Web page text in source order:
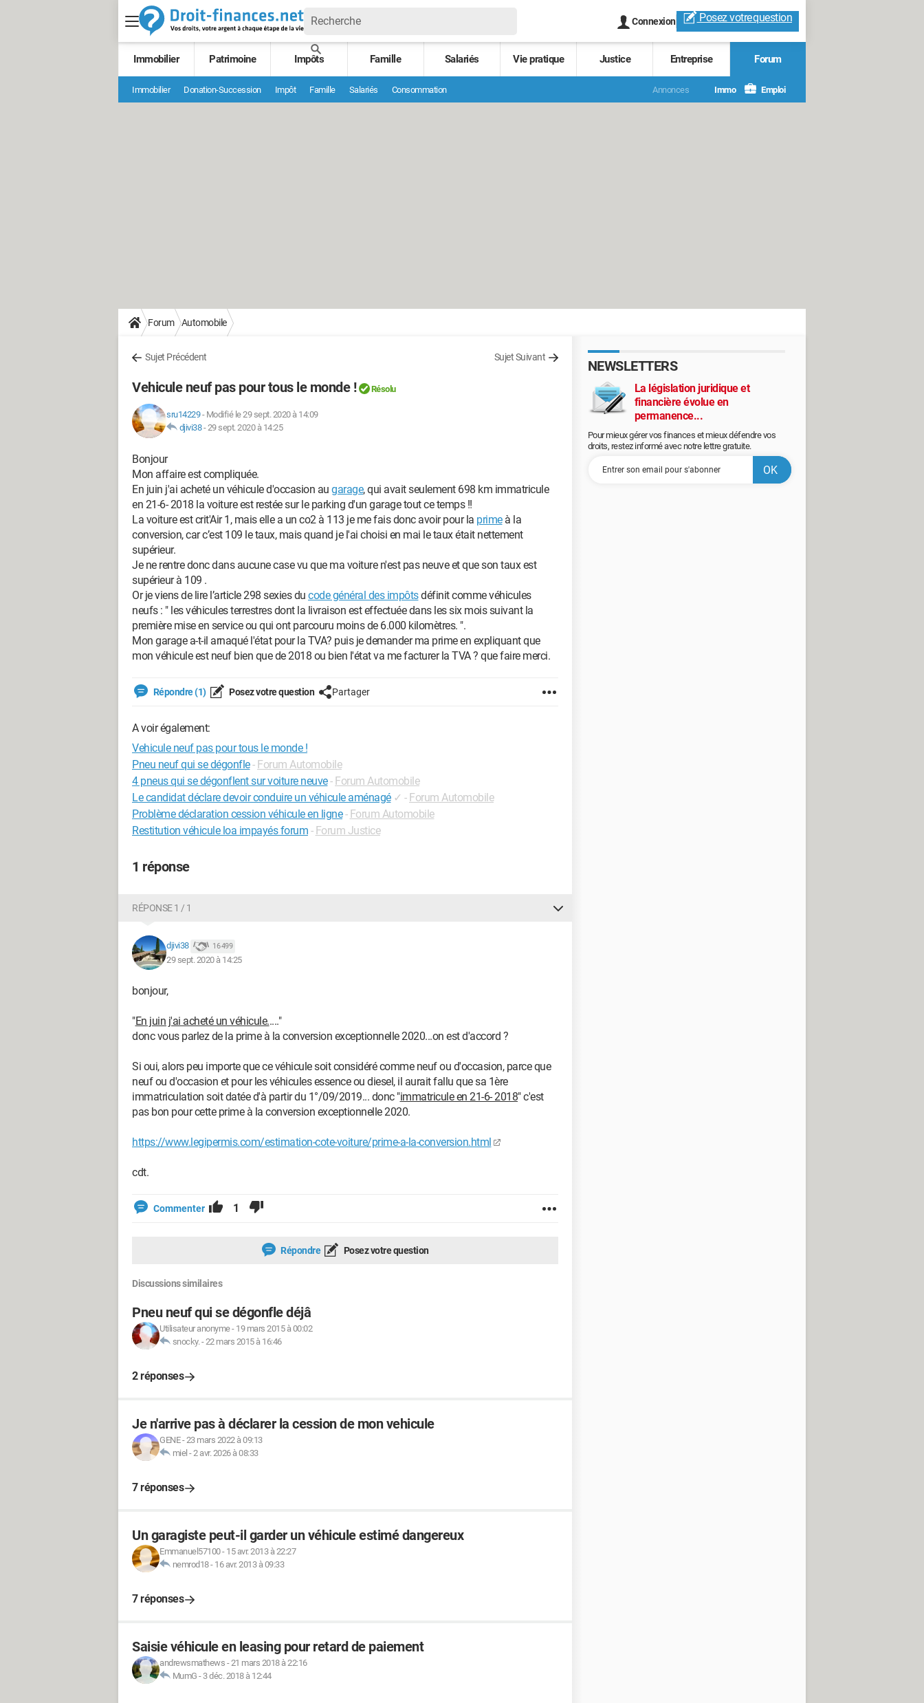
Connexion Posez votrequestion
Immobilier Patrimoine Impôts Famille Salariés Vie pratique Justice Entreprise Forum
Immobilier Donation-Succession Impôt Famille Salariés Consommation Annonces Immo Emploi
Forum Automobile
Sujet Précédent Sujet Suivant
Vehicule neuf pas pour tous le monde ! Résolu
sru14229- Modifié le 29 sept. 2020 à 14:09
djivi38-29 sept. 2020 à 14:25
Bonjour
Mon affaire est compliquée.
En juin j'ai acheté un véhicule d'occasion au garage, qui avait seulement 698 km immatricule
en 21-6- 2018 la voiture est restée sur le parking d'un garage tout ce temps !!
La voiture est crit'Air 1, mais elle a un co2 à 113 je me fais donc avoir pour la primeà la
conversion, car c’est 109 le taux, mais quand je l'ai choisi en mai le taux était nettement
supérieur.
Je ne rentre donc dans aucune case vu que ma voiture n'est pas neuve et que son taux est
supérieur à 109 .
Or je viens de lire l’article 298 sexies du code général des impôtsdéfinit comme véhicules
neufs : " les véhicules terrestres dont la livraison est effectuée dans les six mois suivant la
première mise en service ou qui ont parcouru moins de 6.000 kilomètres. ".
Mon garage a-t-il arnaqué l'état pour la TVA? puis je demander ma prime en expliquant que
mon véhicule est neuf bien que de 2018 ou bien l'état va me facturer la TVA ? que faire merci.
Répondre (1) Posez votre question Partager
A voir également:
Vehicule neuf pas pour tous le monde !
Pneu neuf qui se dégonfle- Forum Automobile
4 pneus qui se dégonflent sur voiture neuve- Forum Automobile
Le candidat déclare devoir conduire un véhicule aménagé ✓ - Forum Automobile
Problème déclaration cession véhicule en ligne - Forum Automobile
Restitution véhicule loa impayés forum - Forum Justice
1 réponse
RÉPONSE 1 / 1
djivi38 16 499
29 sept. 2020 à 14:25
bonjour,
"En juin j'ai acheté un véhicule....."
donc vous parlez de la prime à la conversion exceptionnelle 2020...on est d'accord ?
Si oui, alors peu importe que ce véhicule soit considéré comme neuf ou d'occasion, parce que
neuf ou d'occasion et pour les véhicules essence ou diesel, il aurait fallu que sa 1ère
immatriculation soit datée d'à partir du 1°/09/2019... donc "immatricule en 21-6- 2018" c'est
pas bon pour cette prime à la conversion exceptionnelle 2020.
https://www.legipermis.com/estimation-cote-voiture/prime-a-la-conversion.html
cdt.
Commenter 1
Répondre Posez votre question
Discussions similaires
Pneu neuf qui se dégonfle déjâ
Utilisateur anonyme- 19 mars 2015 à 00:02
snocky.-22 mars 2015 à 16:46
2 réponses
Je n'arrive pas à déclarer la cession de mon vehicule
GENE-23 mars 2022 à 09:13
miel -2 avr. 2026 à 08:33
7 réponses
Un garagiste peut-il garder un véhicule estimé dangereux
Emmanuel57100- 15 avr. 2013 à 22:27
nemrod18- 16 avr. 2013 à 09:33
7 réponses
Saisie véhicule en leasing pour retard de paiement
andrewsmathews -21 mars 2018 à 22:16
MumG - 3 déc. 2018 à 12:44
NEWSLETTERS
La législation juridique et
financière évolue en
permanence...
Pour mieux gérer vos finances et mieux défendre vos
droits, restez informé avec notre lettre gratuite.